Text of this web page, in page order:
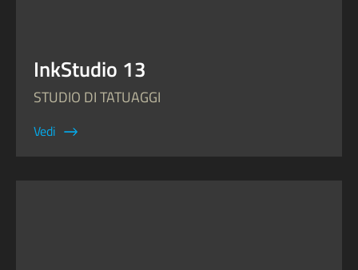
InkStudio 13
STUDIO DI TATUAGGI
Vedi